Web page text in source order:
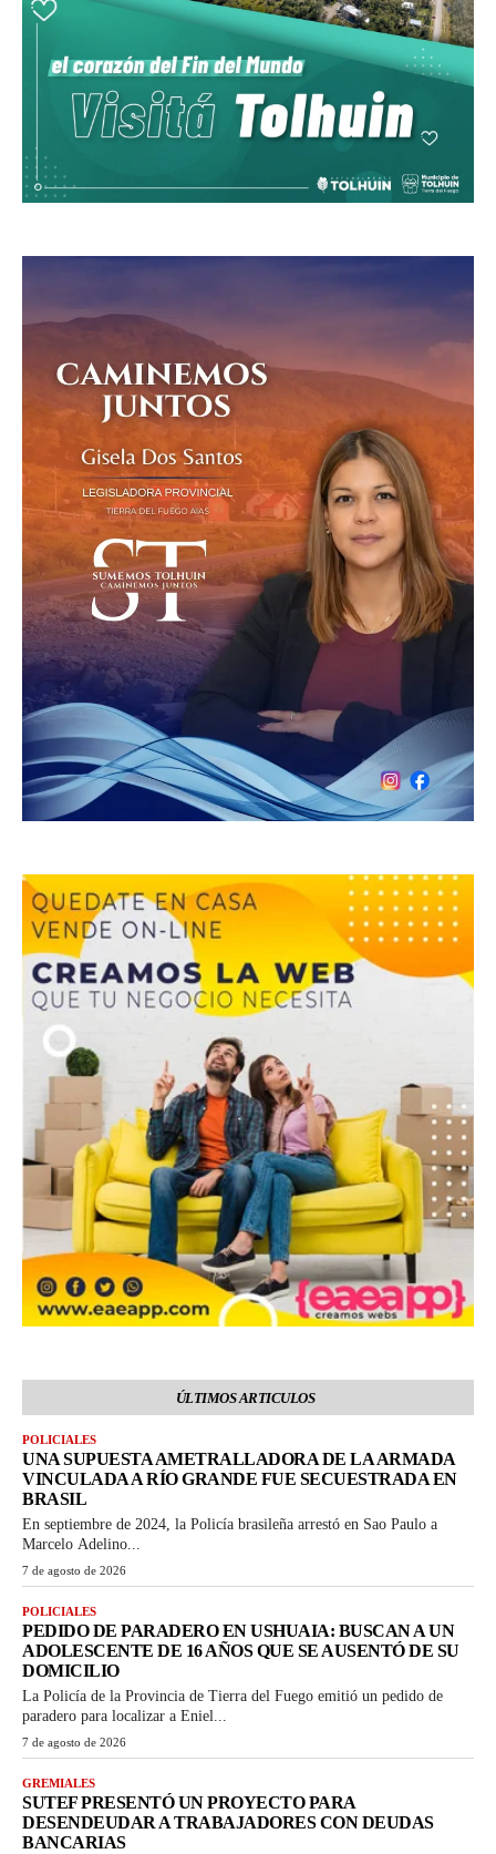
ÚLTIMOS ARTICULOS
POLICIALES
UNA SUPUESTA AMETRALLADORA DE LA ARMADA
VINCULADA A RÍO GRANDE FUE SECUESTRADA EN
BRASIL
En septiembre de 2024, la Policía brasileña arrestó en Sao Paulo a
Marcelo Adelino...
7 de agosto de 2026
POLICIALES
PEDIDO DE PARADERO EN USHUAIA: BUSCAN A UN
ADOLESCENTE DE 16 AÑOS QUE SE AUSENTÓ DE SU
DOMICILIO
La Policía de la Provincia de Tierra del Fuego emitió un pedido de
paradero para localizar a Eniel...
7 de agosto de 2026
GREMIALES
SUTEF PRESENTÓ UN PROYECTO PARA
DESENDEUDAR A TRABAJADORES CON DEUDAS
BANCARIAS